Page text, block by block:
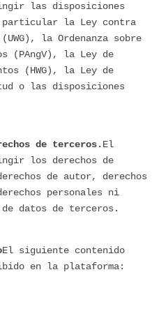
las disposiciones
la Ley contra
la Ordenanza sobre
(PAngV), la Ley de
(HWG), la Ley de
o las disposiciones
de terceros.El
los derechos de
de autor, derechos
personales ni
datos de terceros.
El siguiente contenido
en la plataforma: